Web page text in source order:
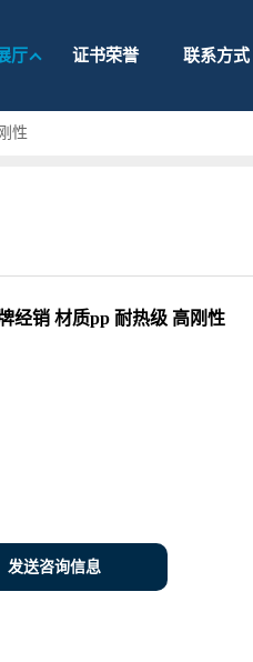
厅 证书荣誉 联系方式
性
经销 材质pp 耐热级 高刚性
发送咨询信息